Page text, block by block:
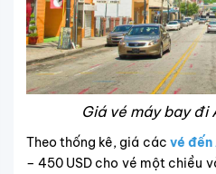
Giá vé máy bay đi
Theo thống kê, giá các vé
– 450 USD cho vé một chiều